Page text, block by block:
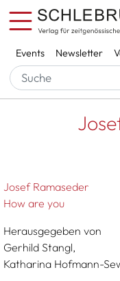
Direkt zum Inhalt
Services
Events Newsletter
Josef Ramaseder
How are you
Herausgegeben von
Gerhild Stangl,
Katharina Hofmann-